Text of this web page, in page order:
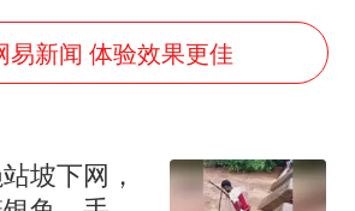
名创优品回应女子吐槽内裤质量差
飞机票免费退改真的来了
2名小孩玩手机低头幅度近乎折叠
38岁演员求职万岁山NPC成功
易新闻 体验效果更佳
坡下网，